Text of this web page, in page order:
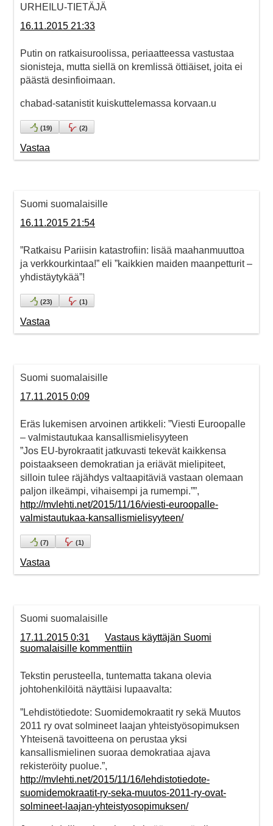
URHEILU-TIETÄJÄ
16.11.2015 21:33
Putin on ratkaisuroolissa, periaatteessa vastustaa
sionisteja, mutta siellä on kremlissä öttiäiset, joita ei
päästä desinfioimaan.
chabad-satanistit kuiskuttelemassa korvaan.u
(19) (2)
Vastaa
Suomi suomalaisille
16.11.2015 21:54
”Ratkaisu Pariisin katastrofiin: lisää maahanmuuttoa
ja verkkourkintaa!” eli ”kaikkien maiden maanpetturit –
yhdistäytykää”!
(23) (1)
Vastaa
Suomi suomalaisille
17.11.2015 0:09
Eräs lukemisen arvoinen artikkeli: ”Viesti Euroopalle
– valmistautukaa kansallismielisyyteen
”Jos EU-byrokraatit jatkuvasti tekevät kaikkensa
poistaakseen demokratian ja eriävät mielipiteet,
silloin tulee räjähdys valtaapitäviä vastaan olemaan
paljon ilkeämpi, vihaisempi ja rumempi.””,
http://mvlehti.net/2015/11/16/viesti-euroopalle-
valmistautukaa-kansallismielisyyteen/
(7) (1)
Vastaa
Suomi suomalaisille
17.11.2015 0:31
Vastaus käyttäjän Suomi
suomalaisille kommenttiin
Tekstin perusteella, tuntematta takana olevia
johtohenkilöitä näyttäisi lupaavalta:
”Lehdistötiedote: Suomidemokraatit ry sekä Muutos
2011 ry ovat solmineet laajan yhteistyösopimuksen
Yhteisenä tavoitteena on perustaa yksi
kansallismielinen suoraa demokratiaa ajava
rekisteröity puolue.”,
http://mvlehti.net/2015/11/16/lehdistotiedote-
suomidemokraatit-ry-seka-muutos-2011-ry-ovat-
solmineet-laajan-yhteistyosopimuksen/